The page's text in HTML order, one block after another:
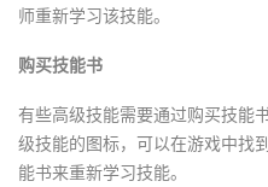
师重新学习该技能。
购买技能书
有些高级技能需要通过购买技能
级技能的图标，可以在游戏中找
能书来重新学习技能。